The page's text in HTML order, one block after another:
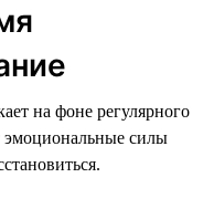
на фоне регулярного
эмоциональные силы